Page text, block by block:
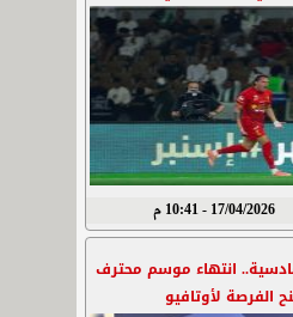
17/04/2026 - 10:41 م
انتهاء موسم محترف
الفرصة لأوتافيو